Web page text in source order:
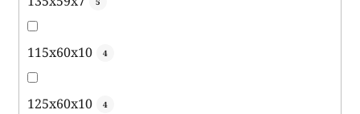
115x60x10 4
125x60x10 4